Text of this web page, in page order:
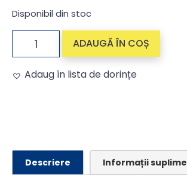
Disponibil din stoc
ADAUGĂ ÎN COȘ
Adaug în lista de dorințe
Descriere Informații